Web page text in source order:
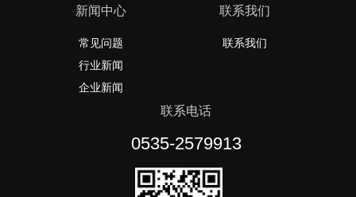
新闻中心
常见问题
行业新闻
企业新闻
联系我们
联系我们
联系电话
0535-2579913